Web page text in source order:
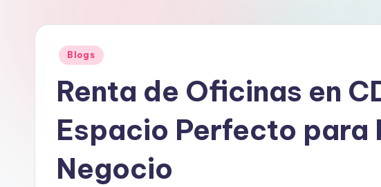
u
Posted
Blogs
Renta de Oficinas en
Espacio Perfecto para
Negocio